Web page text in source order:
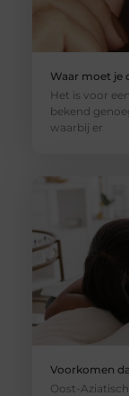
Waar moet je
Het is voor
bekend
waarbij er
Voorkomen
Oost-